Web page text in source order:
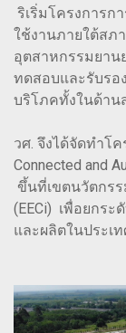
ริเริ่มโครงการ
ใช้งานภายใต้สภ
อุตสาหกรรมยาน
ทดสอบและรับรอ
บริโภคทั้งในด้าน
วศ. จึงได้จัดทำโ
Connected and
ขึ้นที่เขตนวัตกรร
(EECi) เพื่อยกร
และผลิตในประเ